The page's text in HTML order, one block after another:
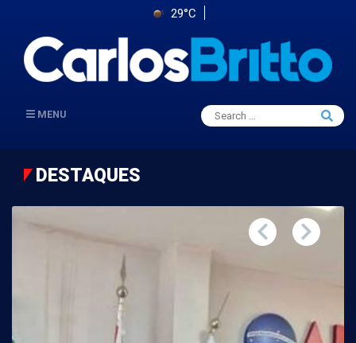
29°C
MENU
Search
for:
Search
DESTAQUES